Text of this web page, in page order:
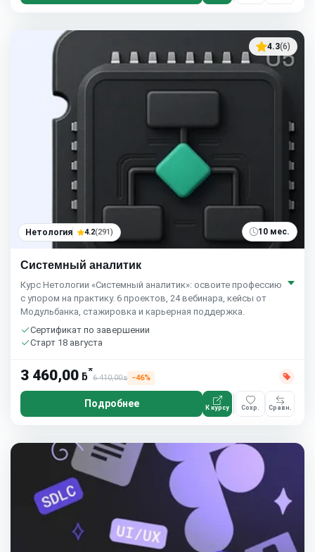
4.3(6)
Нетология 4.2(291) 10 мес.
Системный аналитик
Курс Нетологии «Системный аналитик»: освоите профессию
с упором на практику. 6 проектов, 24 вебинара, кейсы от
Модульбанка, стажировка и карьерная поддержка.
Сертификат по завершении
Старт 18 августа
3 460,00 ƃ*
6 410,00ƃ −46%
Подробнее К курсу Сохр. Сравн.